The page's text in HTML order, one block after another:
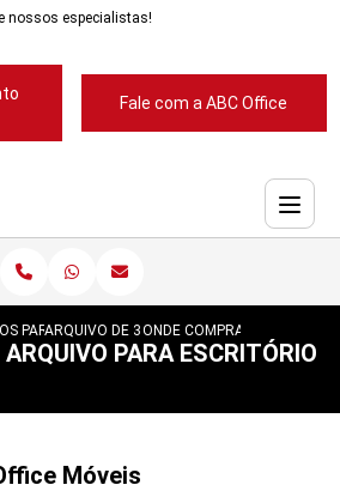
nossos especialistas!
Fale com a ABC Office
PARA ESCRITORIOS
ARQUIVO DE 3 GAVETAS PARA
ONDE COMPRAR ARQUIVO
PARA ESCRITÓRIO
Móveis